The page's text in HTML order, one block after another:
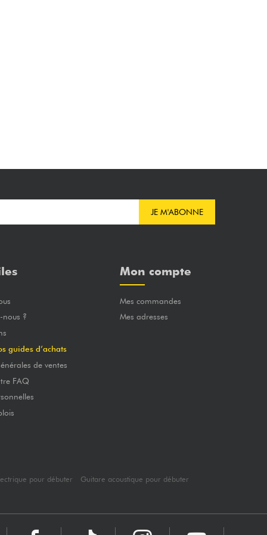
JE M'ABONNE
nous ?
guides d’achats
de ventes
FAQ
Mon compte
Mes commandes
Mes adresses
pour débuter Guitare acoustique pour débuter